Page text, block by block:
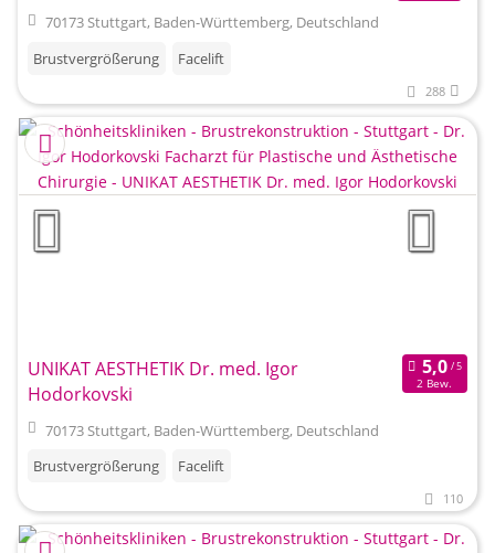
70173 Stuttgart, Baden-Württemberg, Deutschland
Brustvergrößerung
Facelift
288
UNIKAT AESTHETIK Dr. med. Igor
Hodorkovski
2 Bew.
70173 Stuttgart, Baden-Württemberg, Deutschland
Brustvergrößerung
Facelift
110